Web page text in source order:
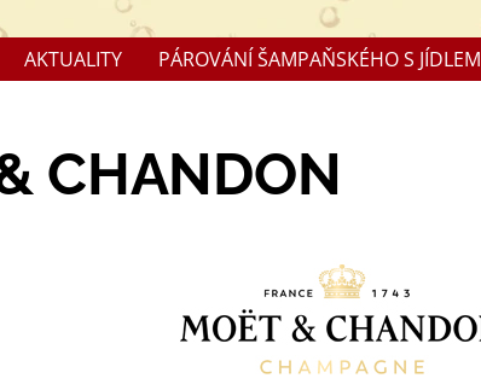
AKTUALITY PÁROVÁNÍ ŠAMPAŇSKÉHO S JÍDLEM
CHANDON